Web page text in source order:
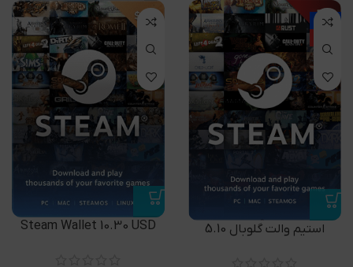
-22%
استیم والت گلوبال 5.10 Steam Wallet 10.30 USD